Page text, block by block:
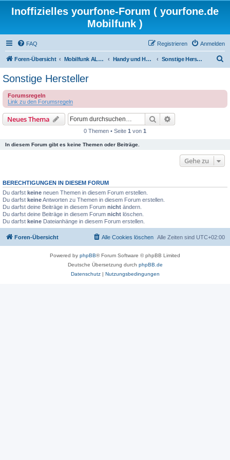
Inoffizielles yourfone-Forum ( yourfone.de
Mobilfunk )
FAQ Anmelden
Registrieren
Foren-Übersicht Mobilfunk ALLGEMEIN Handy und Hardware (Herstellerforen) Sonstige Hersteller
e
Sonstige Hersteller
Forumsregeln
Link zu den Forumsregeln
Neues Thema Suche
0 Themen • Seite 1 von 1
In diesem Forum gibt es keine Themen oder Beiträge.
Gehe zu
BERECHTIGUNGEN IN DIESEM FORUM
Du darfst keine neuen Themen in diesem Forum erstellen.
Du darfst keineAntworten zu Themen in diesem Forum erstellen.
Du darfst deine Beiträge in diesem Forum nicht ändern.
Du darfst deine Beiträge in diesem Forum nicht löschen.
Du darfst keine Dateianhänge in diesem Forum erstellen.
Foren-Übersicht Alle Zeiten sind UTC+02:00
Alle Cookies löschen
Powered by phpBB® Forum Software © phpBB Limited
Deutsche Übersetzung durch phpBB.de
Datenschutz| Nutzungsbedingungen